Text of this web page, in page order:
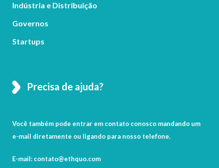
Indústria e Distribuição
Governos
Startups
Precisa de ajuda?
Você também pode entrar em contato conosco mandando um
e-mail diretamente ou ligando para nosso telefone.
E-mail: contato@ethquo.com